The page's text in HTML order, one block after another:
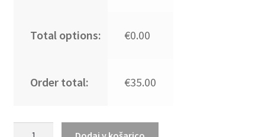
Total options: €0.00
Order total: €35.00